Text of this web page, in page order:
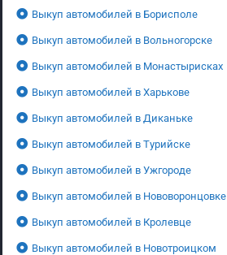
Выкуп автомобилей в Борисполе
Выкуп автомобилей в Вольногорске
Выкуп автомобилей в Монастырисках
Выкуп автомобилей в Харькове
Выкуп автомобилей в Диканьке
Выкуп автомобилей в Турийске
Выкуп автомобилей в Ужгороде
Выкуп автомобилей в Нововоронцовке
Выкуп автомобилей в Кролевце
Выкуп автомобилей в Новотроицком